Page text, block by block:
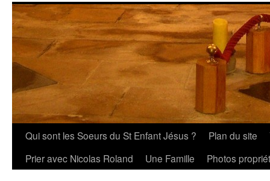
Aller
Qui sont les Soeurs du St Enfant Jésus ? Plan du site
Prier avec Nicolas Roland
Une Famille Photos